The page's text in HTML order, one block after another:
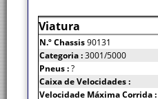
Viatura
N.º Chassis90131
Categoria :3001/5000
Pneus :?
Caixa de Velocidades :
Velocidade Máxima Corrida :